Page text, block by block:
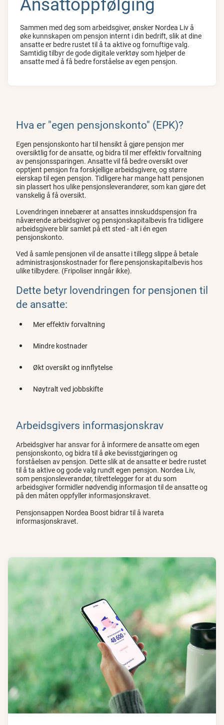
Sammen med deg som arbeidsgiver, ønsker Nordea Liv å
øke kunnskapen om pensjon internt i din bedrift, slik at dine
ansatte er bedre rustet til å ta aktive og fornuftige valg.
Samtidig tilbyr de gode digitale verktøy som hjelper de
ansatte med å få bedre forståelse av egen pensjon.
Hva er "egen pensjonskonto" (EPK)?
Egen pensjonskonto har til hensikt å gjøre pensjon mer
oversiktlig for de ansatte, og bidra til mer effektiv forvaltning
av pensjonssparingen. Ansatte vil få bedre oversikt over
opptjent pensjon fra forskjellige arbeidsgivere, og større
eierskap til egen pensjon. Tidligere har mange hatt pensjonen
sin plassert hos ulike pensjonsleverandører, som kan gjøre det
vanskelig å få oversikt.
Lovendringen innebærer at ansattes innskuddspensjon fra
nåværende arbeidsgiver og pensjonskapitalbevis fra tidligere
arbeidsgivere blir samlet på ett sted - alt i én egen
pensjonskonto.
Ved å samle pensjonen vil de ansatte i tillegg slippe å betale
administrasjonskostnader for flere pensjonskapitalbevis hos
ulike tilbydere. (Fripoliser inngår ikke).
Dette betyr lovendringen for pensjonen til
de ansatte:
Mer effektiv forvaltning
Mindre kostnader
Økt oversikt og innflytelse
Nøytralt ved jobbskifte
Arbeidsgivers informasjonskrav
Arbeidsgiver har ansvar for å informere de ansatte om egen
pensjonskonto, og bidra til å øke bevisstgjøringen og
forståelsen av pensjon. Dette slik at de ansatte er bedre rustet
til å ta aktive og gode valg rundt egen pensjon. Nordea Liv,
som pensjonsleverandør, tilrettelegger for at du som
arbeidsgiver formidler nødvendig informasjon til de ansatte og
på den måten oppfyller informasjonskravet.
Pensjonsappen Nordea Boost bidrar til å ivareta
informasjonskravet.